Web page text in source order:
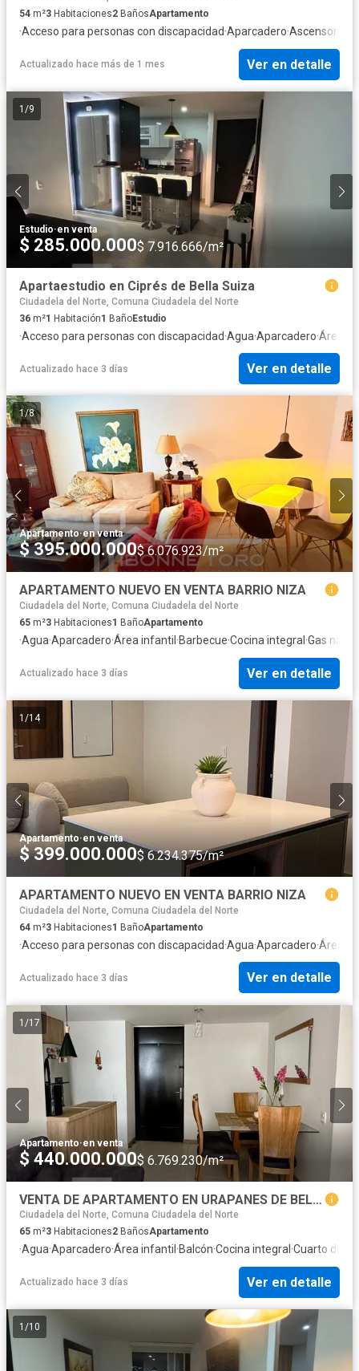
54 m²3 Habitaciones2 BañosApartamento
·Acceso para personas con discapacidad·Aparcadero·Ascensor
Actualizado hace más de 1 mes Ver en detalle
1 /9
Estudio·en venta
$ 285.000.000$ 7.916.666/m²
Apartaestudio en Ciprés de Bella Suiza
Ciudadela del Norte, Comuna Ciudadela del Norte
36 m²1 Habitación1 BañoEstudio
·Acceso para personas con discapacidad·Agua·Aparcadero·Área
Actualizado hace 3 días Ver en detalle
1/8
Apartamento·en venta
$ 395.000.000$ 6.076.923/m²
APARTAMENTO NUEVO EN VENTA BARRIO NIZA
Ciudadela del Norte, Comuna Ciudadela del Norte
65 m²3 Habitaciones1 BañoApartamento
·Agua·Aparcadero·Área infantil ·Barbecue·Cocina integral ·Gas
Actualizado hace 3 días Ver en detalle
1 /14
Apartamento·en venta
$ 399.000.000$ 6.234.375/m²
APARTAMENTO NUEVO EN VENTA BARRIO NIZA
Ciudadela del Norte, Comuna Ciudadela del Norte
64 m²3 Habitaciones1 BañoApartamento
·Acceso para personas con discapacidad·Agua·Aparcadero·Área
Actualizado hace 3 días Ver en detalle
1 /17
Apartamento·en venta
$ 440.000.000$ 6.769.230/m²
VENTA DE APARTAMENTO EN URAPANES DE BELLA SUIZA
Ciudadela del Norte, Comuna Ciudadela del Norte
65 m²3 Habitaciones2 BañosApartamento
·Agua·Aparcadero·Área infantil ·Balcón·Cocina integral ·Cuarto de
Actualizado hace 3 días Ver en detalle
1 /10